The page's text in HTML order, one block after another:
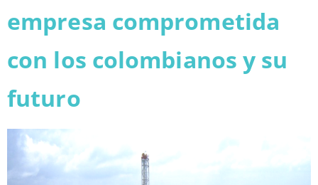
empresa comprometida
con los colombianos y su
futuro